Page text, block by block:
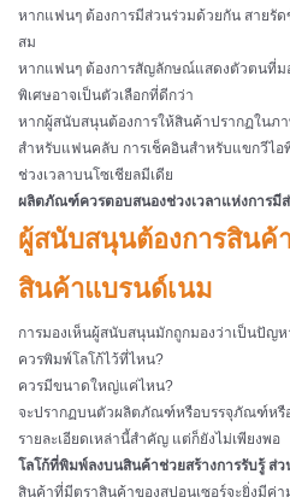
หากแฟนๆ ต้องการมีส่วนร่วมด้วยกัน สายรัด
สม
หากแฟนๆ ต้องการสัญลักษณ์แสดงตัวตนที่ม
พิเศษอาจเป็นตัวเลือกที่ดีกว่า
หากผู้สนับสนุนต้องการให้สินค้าปรากฏในภ
สำหรับแฟนคลับ การเช็คอินสำหรับแขกวีไ
ช่วงเวลาบนโซเชียลมีเดีย
ผลิตภัณฑ์ควรตอบสนองช่วงเวลาแห่งการมี
ผู้สนับสนุนต้องการสินค้
สินค้าแบรนด์เนม
การมองเห็นผู้สนับสนุนมักถูกมองว่าเป็นปัญห
ควรพิมพ์โลโก้ไว้ที่ไหน?
ควรมีขนาดใหญ่แค่ไหน?
จะปรากฏบนตัวผลิตภัณฑ์หรือบรรจุภัณฑ์หรื
รายละเอียดเหล่านี้สำคัญ แต่ก็ยังไม่เพียงพอ
โลโก้ที่พิมพ์ลงบนสินค้าช่วยสร้างการรับรู้ ส่
สินค้าที่มีตราสินค้าของสปอนเซอร์จะยิ่งมีค่